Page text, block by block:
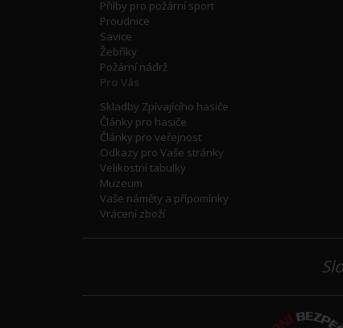
Přilby pro požární sport
Proudnice
Savice
Žebříky
Požární nádrž
Pro Vás
Skladby Zpívajícího hasiče
Články pro hasiče
Články pro veřejnost
Odkazy pro Vaše stránky
Velikostní tabulky
Muzeum
Vaše náměty a přípomínky
Vrácení zboží